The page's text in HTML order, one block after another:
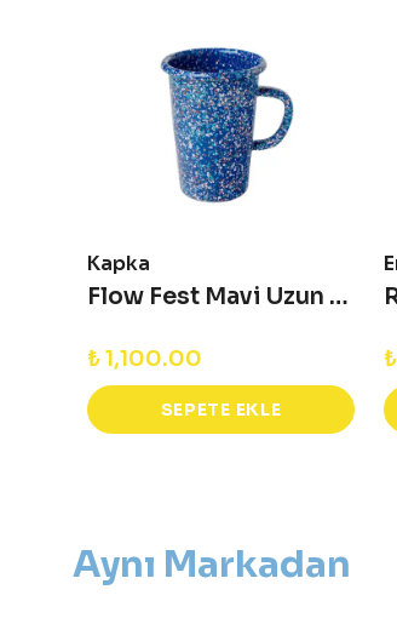
Kapka
Flow Fest Mavi Uzun Kupa
₺ 1,100.00
SEPETE EKLE
Aynı Markadan